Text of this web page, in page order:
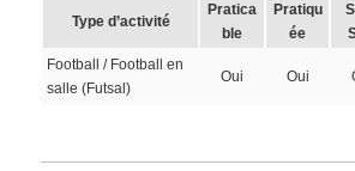
Type d’activité
Pratica
ble
Pratiqu
ée
Football / Football en
salle (Futsal)
Oui Oui